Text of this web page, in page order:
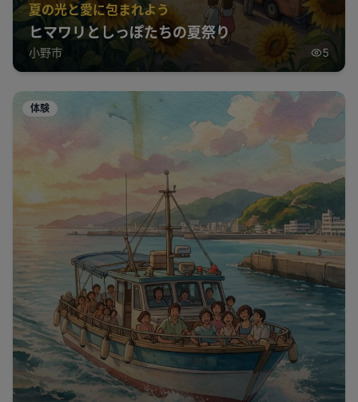
夏の光と愛に包まれよう
ヒマワリとしっぽたちの夏祭り
小野市 5
体験